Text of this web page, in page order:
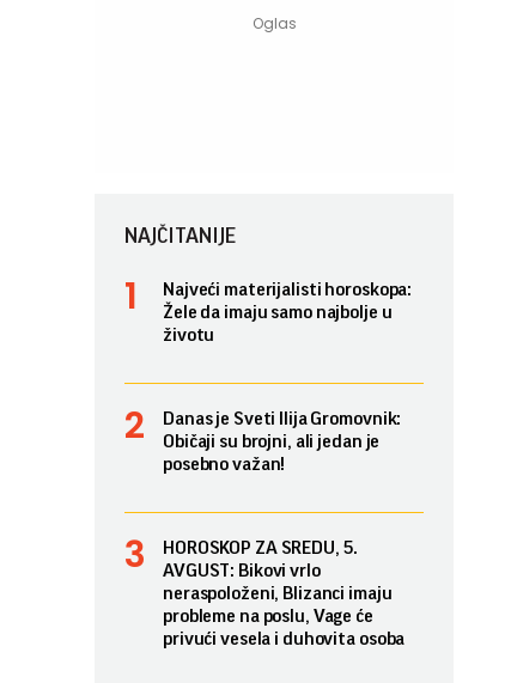
NAJČITANIJE
Najveći materijalisti horoskopa:
Žele da imaju samo najbolje u
životu
Danas je Sveti Ilija Gromovnik:
Običaji su brojni, ali jedan je
posebno važan!
HOROSKOP ZA SREDU, 5.
AVGUST: Bikovi vrlo
neraspoloženi, Blizanci imaju
probleme na poslu, Vage će
privući vesela i duhovita osoba